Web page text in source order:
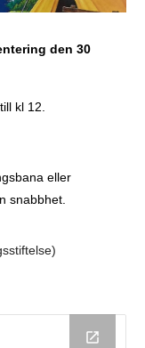
den 30
kl 12.
eller
snabbhet.